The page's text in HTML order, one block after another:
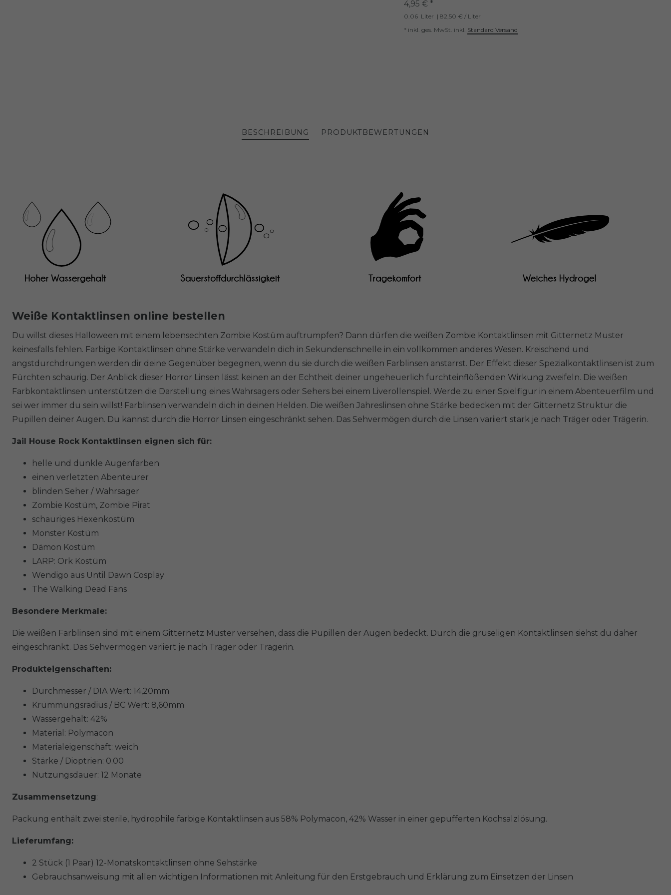
4,95 € *
0.06 Liter | 82,50 € / Liter
* inkl. ges. MwSt. inkl. Standard Versand
BESCHREIBUNG PRODUKTBEWERTUNGEN
Weiße Kontaktlinsen online bestellen
Du willst dieses Halloween mit einem lebensechten Zombie Kostüm auftrumpfen? Dann dürfen die weißen Zombie Kontaktlinsen mit Gitternetz Muster
keinesfalls fehlen. Farbige Kontaktlinsen ohne Stärke verwandeln dich in Sekundenschnelle in ein vollkommen anderes Wesen. Kreischend und
angstdurchdrungen werden dir deine Gegenüber begegnen, wenn du sie durch die weißen Farblinsen anstarrst. Der Effekt dieser Spezialkontaktlinsen ist zum
Fürchten schaurig. Der Anblick dieser Horror Linsen lässt keinen an der Echtheit deiner ungeheuerlich furchteinflößenden Wirkung zweifeln. Die weißen
Farbkontaktlinsen unterstützen die Darstellung eines Wahrsagers oder Sehers bei einem Liverollenspiel. Werde zu einer Spielfigur in einem Abenteuerfilm und
sei wer immer du sein willst! Farblinsen verwandeln dich in deinen Helden. Die weißen Jahreslinsen ohne Stärke bedecken mit der Gitternetz Struktur die
Pupillen deiner Augen. Du kannst durch die Horror Linsen eingeschränkt sehen. Das Sehvermögen durch die Linsen variiert stark je nach Träger oder Trägerin.
Jail House Rock Kontaktlinsen eignen sich für:
helle und dunkle Augenfarben
einen verletzten Abenteurer
blinden Seher / Wahrsager
Zombie Kostüm, Zombie Pirat
schauriges Hexenkostüm
Monster Kostüm
Dämon Kostüm
LARP: Ork Kostüm
Wendigo aus Until Dawn Cosplay
The Walking Dead Fans
Besondere Merkmale:
Die weißen Farblinsen sind mit einem Gitternetz Muster versehen, dass die Pupillen der Augen bedeckt. Durch die gruseligen Kontaktlinsen siehst du daher
eingeschränkt. Das Sehvermögen variiert je nach Träger oder Trägerin.
Produkteigenschaften:
Durchmesser / DIA Wert: 14,20mm
Krümmungsradius / BC Wert: 8,60mm
Wassergehalt: 42%
Material: Polymacon
Materialeigenschaft: weich
Stärke / Dioptrien: 0.00
Nutzungsdauer: 12 Monate
Zusammensetzung:
Packung enthält zwei sterile, hydrophile farbige Kontaktlinsen aus 58% Polymacon, 42% Wasser in einer gepufferten Kochsalzlösung.
Lieferumfang:
2 Stück (1 Paar) 12-Monatskontaktlinsen ohne Sehstärke
Gebrauchsanweisung mit allen wichtigen Informationen mit Anleitung für den Erstgebrauch und Erklärung zum Einsetzen der Linsen